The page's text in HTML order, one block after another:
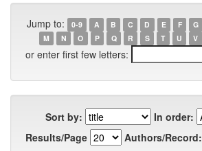
Jump to: 0-9 A B C D E F G
M
N O P Q R S T U V
or enter first few letters:
Sort by:
In order:
Results/Page
Authors/Record: